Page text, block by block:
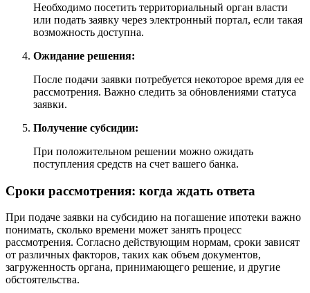
Необходимо посетить территориальный орган власти
или подать заявку через электронный портал, если такая
возможность доступна.
Ожидание решения:
После подачи заявки потребуется некоторое время для ее
рассмотрения. Важно следить за обновлениями статуса
заявки.
Получение субсидии:
При положительном решении можно ожидать
поступления средств на счет вашего банка.
Сроки рассмотрения: когда ждать ответа
При подаче заявки на субсидию на погашение ипотеки важно
понимать, сколько времени может занять процесс
рассмотрения. Согласно действующим нормам, сроки зависят
от различных факторов, таких как объем документов,
загруженность органа, принимающего решение, и другие
обстоятельства.